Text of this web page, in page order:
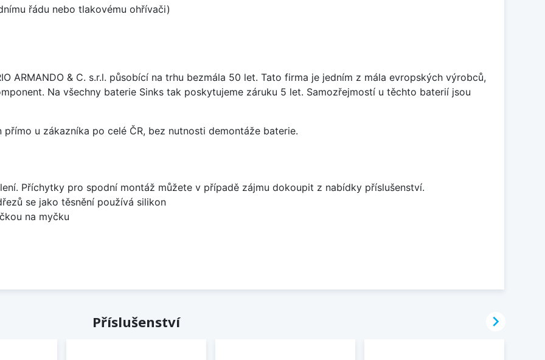
řádu nebo tlakovému ohřívači)
ARMANDO & C. s.r.l. působící na trhu bezmála 50 let. Tato firma je jedním z mála evropských výrobců,
Na všechny baterie Sinks tak poskytujeme záruku 5 let. Samozřejmostí u těchto baterií jsou
u zákazníka po celé ČR, bez nutnosti demontáže baterie.
Příchytky pro spodní montáž můžete v případě zájmu dokoupit z nabídky příslušenství.
se jako těsnění používá silikon
na myčku
Příslušenství 